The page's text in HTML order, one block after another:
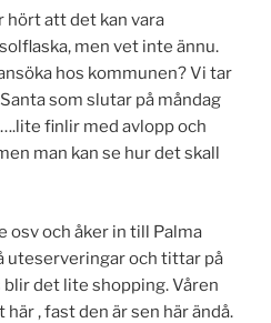
hört att det kan vara
men vet inte ännu.
hos kommunen? Vi tar
som slutar på måndag
finlir med avlopp och
man kan se hur det skall
osv och åker in till Palma
uteserveringar och tittar på
det lite shopping. Våren
, fast den är sen här ändå.